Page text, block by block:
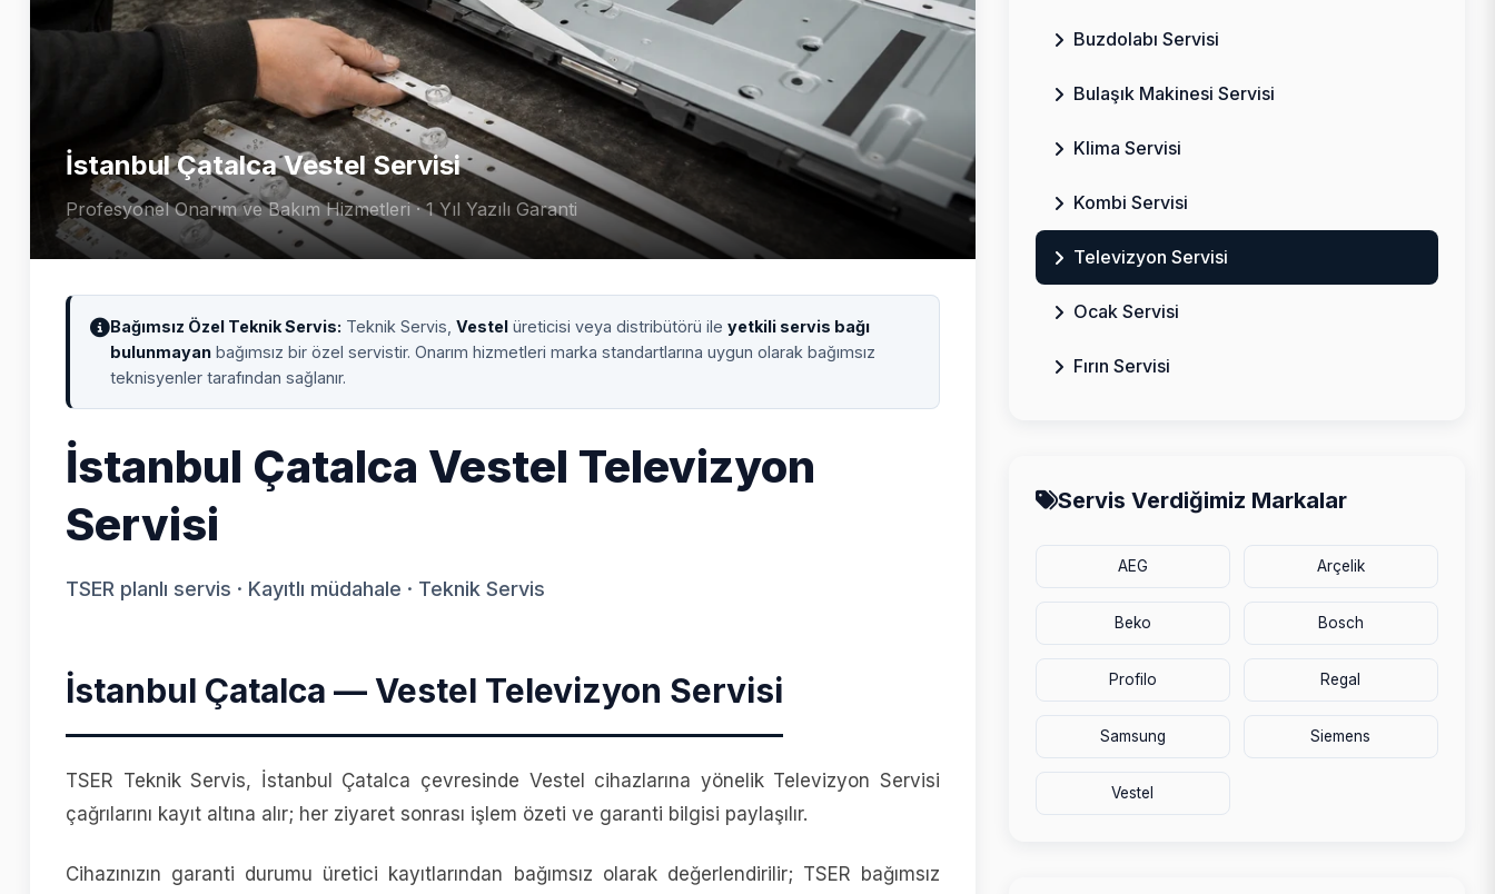
İstanbul Çatalca Vestel Servisi
Profesyonel Onarım ve Bakım Hizmetleri · 1 Yıl Yazılı Garanti
Bağımsız Özel Teknik Servis: Teknik Servis,Vestel üreticisi veya distribütörü ileyetkili servis bağı
bulunmayan bağımsız bir özel servistir. Onarım hizmetleri marka standartlarına uygun olarak bağımsız
teknisyenler tarafından sağlanır.
İstanbul Çatalca Vestel Televizyon
Servisi
TSER planlı servis · Kayıtlı müdahale · Teknik Servis
İstanbul Çatalca — Vestel Televizyon Servisi
TSER Teknik Servis, İstanbul Çatalca çevresinde Vestel cihazlarına yönelik Televizyon Servisi
çağrılarını kayıt altına alır; her ziyaret sonrası işlem özeti ve garanti bilgisi paylaşılır.
Cihazınızın garanti durumu üretici kayıtlarından bağımsız olarak değerlendirilir; TSER bağımsız
Buzdolabı Servisi
Bulaşık Makinesi Servisi
Klima Servisi
Kombi Servisi
Televizyon Servisi
Ocak Servisi
Fırın Servisi
Servis Verdiğimiz Markalar
AEG Arçelik
Beko Bosch
Profilo Regal
Samsung Siemens
Vestel